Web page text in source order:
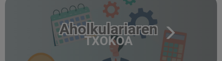
Aholkulariaren
TXOKOA